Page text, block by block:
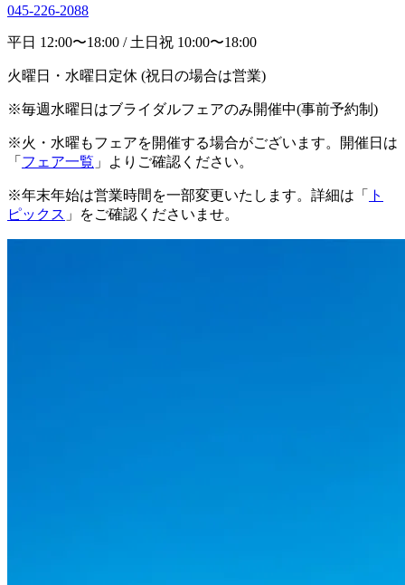
045-226-2088
平日 12:00〜18:00 / 土日祝 10:00〜18:00
火曜日・水曜日定休 (祝日の場合は営業)
※毎週水曜日はブライダルフェアのみ開催中(事前予約制)
※火・水曜もフェアを開催する場合がございます。開催日は
「 フェア一覧 」よりご確認ください。
※年末年始は営業時間を一部変更いたします。詳細は「
ト
ピックス 」をご確認くださいませ。